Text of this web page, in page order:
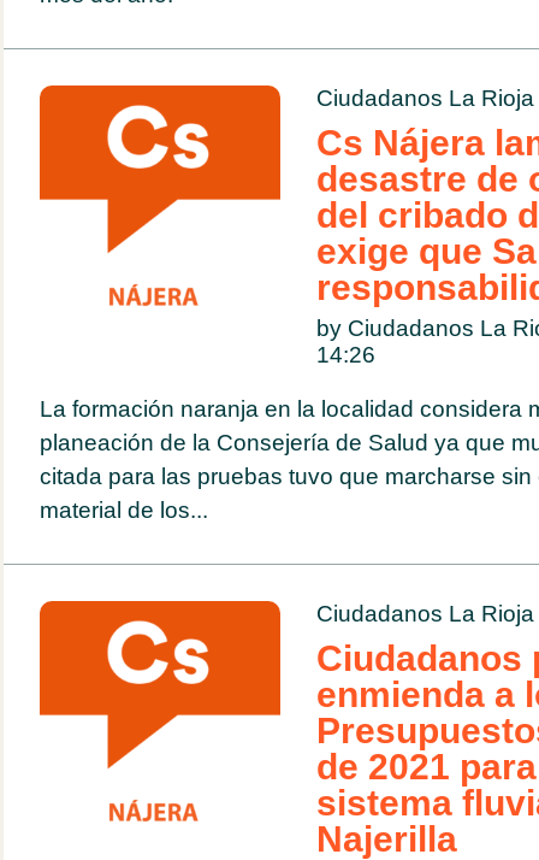
Ciudadanos La Rioja
Cs Nájera
desastre de
del cribado
exige que
by Ciudadanos La
14:26
La formación naranja en la localidad considera
planeación de la Consejería de Salud ya que
citada para las pruebas tuvo que marcharse sin
material de los...
Ciudadanos La Rioja
Ciudadanos
enmienda a
de 2021
sistema
Najerilla